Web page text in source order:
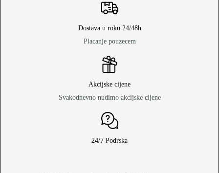
Dostava u roku 24/48h
Placanje pouzecem
Akcijske cijene
Svakodnevno nudimo akcijske cijene
24/7 Podrska